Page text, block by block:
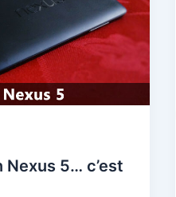
Nexus 5… c’est